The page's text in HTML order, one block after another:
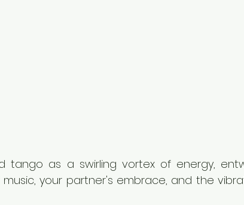
tango as a swirling vortex of energy,
your partner's embrace, and the